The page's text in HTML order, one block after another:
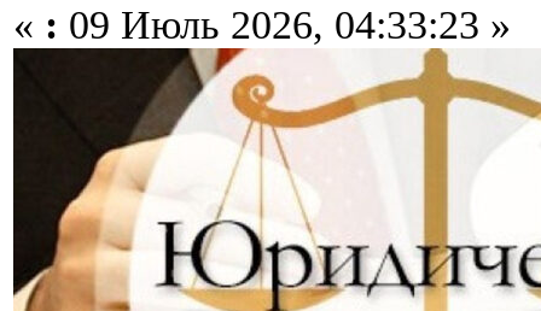
« : 09 Июль 2026, 04:33:23 »